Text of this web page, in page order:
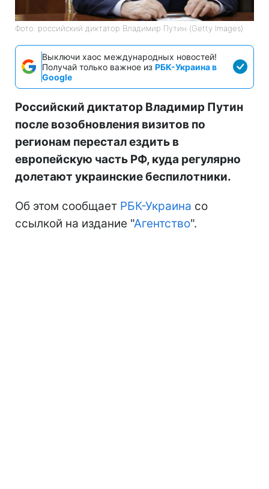
Фото: российский диктатор Владимир Путин (Getty Images)
Выключи хаос международных новостей!
Получай только важное из РБК-Украина в
Google
Российский диктатор Владимир Путин
после возобновления визитов по
регионам перестал ездить в
европейскую часть РФ, куда регулярно
долетают украинские беспилотники.
Об этом сообщает РБК-Украина со
ссылкой на издание "Агентство".